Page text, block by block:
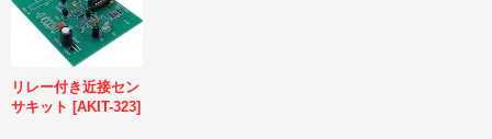
リレー付き近接セン
サキット [AKIT-323]